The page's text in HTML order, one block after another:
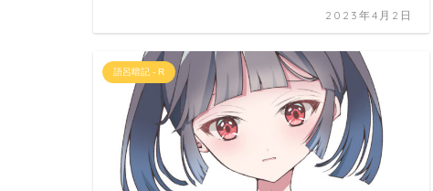
2023年4月2日
語呂暗記 - R